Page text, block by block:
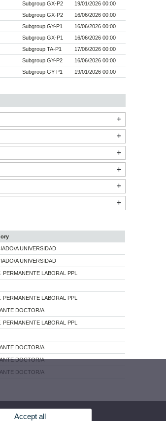
Subgroup GX-P2
19/01/2026 00:00
Subgroup GX-P2
16/06/2026 00:00
Subgroup GY-P1
16/06/2026 00:00
Subgroup GX-P1
16/06/2026 00:00
Subgroup TA-P1
17/06/2026 00:00
Subgroup GY-P2
16/06/2026 00:00
Subgroup GY-P1 19/01/2026 00:00
A UNIVERSIDAD
A UNIVERSIDAD
PERMANENTE LABORAL PPL
PERMANENTE LABORAL PPL
DOCTOR/A
PERMANENTE LABORAL PPL
DOCTOR/A
DOCTOR/A
DOCTOR/A
Accept all